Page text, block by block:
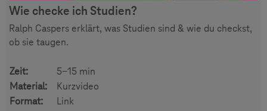
Wie checke ich Studien?
Ralph Caspers erklärt, was Studien sind & wie du checkst,
ob sie taugen.
Zeit:
5-15 min
Material:
Kurzvideo
Format:
Link